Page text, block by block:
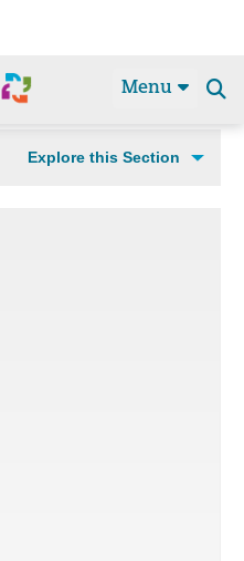
Menu
Explore this Section